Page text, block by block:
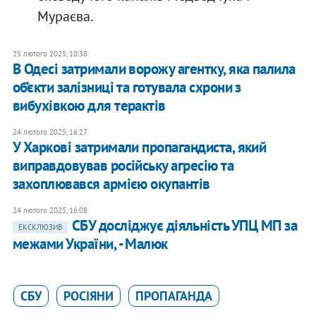
Мураєва.
25 лютого 2025, 10:38
В Одесі затримали ворожу агентку, яка палила
об’єкти залізниці та готувала схрони з
вибухівкою для терактів
24 лютого 2025, 16:27
У Харкові затримали пропагандиста, який
виправдовував російську агресію та
захоплювався армією окупантів
24 лютого 2025, 16:08
ЕКСКЛЮЗИВ
СБУ досліджує діяльність УПЦ МП за
межами України, - Малюк
СБУ РОСІЯНИ ПРОПАГАНДА